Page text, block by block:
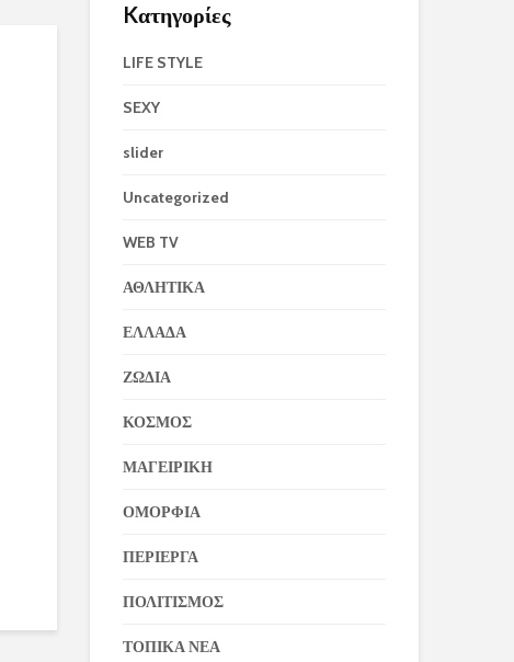
Kατηγορίες
LIFE STYLE
SEXY
slider
Uncategorized
WEB TV
ΑΘΛΗΤΙΚΑ
ΕΛΛΑΔΑ
ΖΩΔΙΑ
ΚΟΣΜΟΣ
ΜΑΓΕΙΡΙΚΗ
ΟΜΟΡΦΙΑ
ΠΕΡΙΕΡΓΑ
ΠΟΛΙΤΙΣΜΟΣ
ΤΟΠΙΚΑ ΝΕΑ